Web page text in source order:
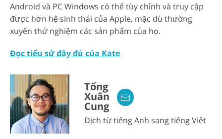
Android và PC Windows có thể tùy chỉnh và truy cập
được hơn hệ sinh thái của Apple, mặc dù thường
xuyên thử nghiệm các sản phẩm của họ.
Đọc tiểu sử đầy đủ của Kate
Tống
Xuân
Cung
Dịch từ tiếng Anh sang tiếng Việt